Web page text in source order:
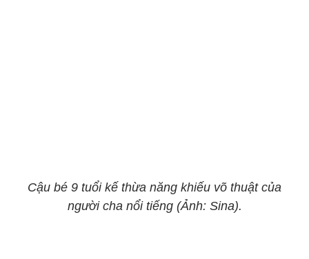
Cậu bé 9 tuổi kế thừa năng khiếu võ thuật của
người cha nổi tiếng (Ảnh: Sina).